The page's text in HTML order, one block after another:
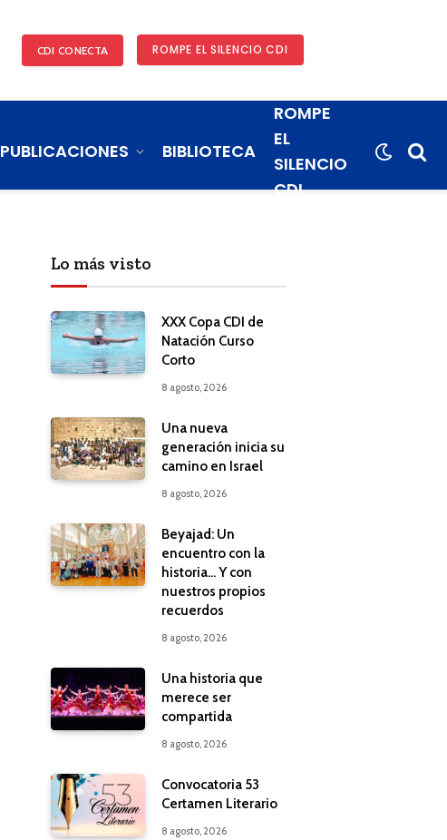
CDI CONECTA ROMPE EL SILENCIO CDI
PUBLICACIONES BIBLIOTECA
ROMPE
EL
SILENCIO
CDI
Lo más visto
XXX Copa CDI de
Natación Curso
Corto
8 agosto, 2026
Una nueva
generación inicia su
camino en Israel
8 agosto, 2026
Beyajad: Un
encuentro con la
historia… Y con
nuestros propios
recuerdos
8 agosto, 2026
Una historia que
merece ser
compartida
8 agosto, 2026
Convocatoria 53
Certamen Literario
8 agosto, 2026